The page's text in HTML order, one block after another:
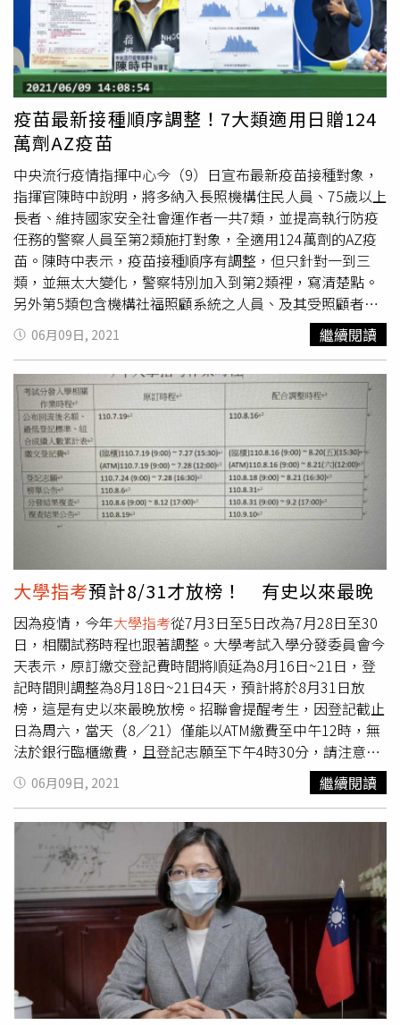
疫苗最新接種順序調整！7大類適用日贈124
萬劑AZ疫苗
中央流行疫情指揮中心今（9）日宣布最新疫苗接種對象，
指揮官陳時中說明，將多納入長照機構住民人員、75歲以上
長者、維持國家安全社會運作者一共7類，並提高執行防疫
任務的警察人員至第2類施打對象，全適用124萬劑的AZ疫
苗。陳時中表示，疫苗接種順序有調整，但只針對一到三
類，並無太大變化，警察特別加入到第2類裡，寫清楚點。
另外第5類包含機構社福照顧系統之人員、及其受照顧者，
及洗腎患者、第6類是「感染後容易產生嚴重併發症或導致
死亡」，就是75歲以上長者，都列在此次124萬劑AZ疫苗要
接種的目標群裡，累計人數高達267.5萬人。COVID-19疫苗
接種對象。（圖／指揮中心提供）COVID-19疫苗接種對
象。（圖／指揮中心提供）其中包含，住宿型長趙機構住民
及其照顧者、居家飾和社區事長趙機構及身障服務照服員及
服務對象、其他機構（含矯正機關工作人員）及洗腎患者。
第7類人員也幫含未執行防疫相關任務的警察、運輸及倉儲
業者、高中職以下學校教職員工與校內工作人員、幼兒園托
育人員及托育機構專業人員，不過都需經過指揮中心同意。
來個年齡層會慢慢開放，台灣會把高接觸風險者，醫療慢慢
列在前面。另外可施打對象還有關鍵設施及產業國防必要人
員，這類對象是為了維持社會運作，還有部分打完第一劑到
12週需接種第二劑人員，另也會提供大學指考工作人員約3
千人，維持考場安全。目前台灣已經取得3批AZ疫苗，分別
為1批直購，2批COVAX分配，已經快要接種完畢。至於4日
接獲日本捐贈124萬劑AZ疫苗，正在進行檢驗封緘，估計11
日完成，陳時中宣布可於15日開打。
06月09日, 2021 繼續閱讀
大學指考預計8/31才放榜！ 有史以來最晚
因為疫情，今年大學指考從7月3日至5日改為7月28日至30
日，相關試務時程也跟著調整。大學考試入學分發委員會今
天表示，原訂繳交登記費時間將順延為8月16日~21日，登
記時間則調整為8月18日~21日4天，預計將於8月31日放
榜，這是有史以來最晚放榜。招聯會提醒考生，因登記截止
日為周六，當天（8／21）僅能以ATM繳費至中午12時，無
法於銀行臨櫃繳費，且登記志願至下午4時30分，請注意時
間並提早進行登記，登記期間考分會將維持電話服務，遇任
何問題請務必來電洽詢，考分會專線：（06）-2362755。
06月09日, 2021 繼續閱讀